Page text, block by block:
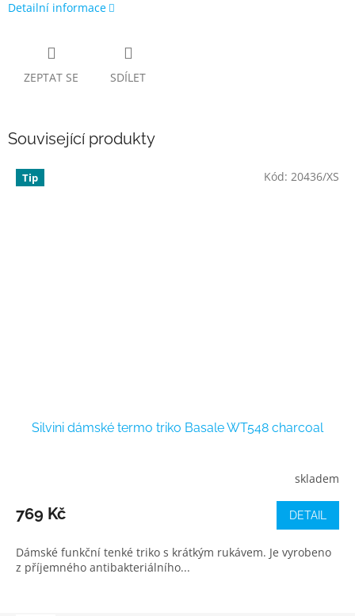
Detailní informace
ZEPTAT SE SDÍLET
Související produkty
Tip
Silvini dámské termo triko Basale WT548 charcoal
skladem
769 Kč DETAIL
Dámské funkční tenké triko s krátkým rukávem. Je vyrobeno
z příjemného antibakteriálního...
Kód: 20436/XS